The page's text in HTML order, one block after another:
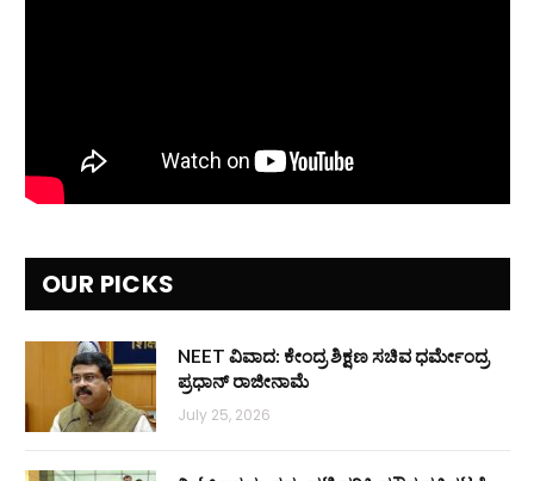
OUR PICKS
NEET ವಿವಾದ: ಕೇಂದ್ರ ಶಿಕ್ಷಣ ಸಚಿವ ಧರ್ಮೇಂದ್ರ
ಪ್ರಧಾನ್ ರಾಜೀನಾಮೆ
July 25, 2026